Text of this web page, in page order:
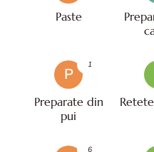
Paste
P
Preparate din
pui
1
6